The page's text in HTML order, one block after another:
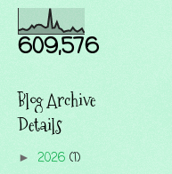
609,576
Blog Archive
Details
► 2026 (1)